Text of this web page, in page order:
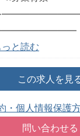
っと読む
この求人を見
・個人情報保護